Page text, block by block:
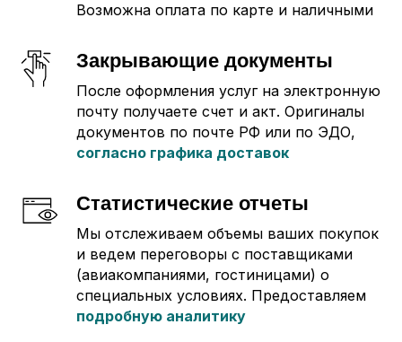
Возможна оплата по карте и наличными
Закрывающие документы
После оформления услуг на электронную
почту получаете счет и акт. Оригиналы
документов по почте РФ или по ЭДО,
согласно графика доставок
Статистические отчеты
Мы отслеживаем объемы ваших покупок
и ведем переговоры с поставщиками
(авиакомпаниями, гостиницами) о
специальных условиях. Предоставляем
подробную аналитику
ОСТАВИТЬ ЗАЯВКУ
Комплексный контроль затратчерез
командировочных расходов
Оптимизация бюджетаблагодаря
профессиональному анализу цен и
разработке индивидуальной трэвел-
политики
Программа лояльности от авиакомпаний
с накоплением бонусов